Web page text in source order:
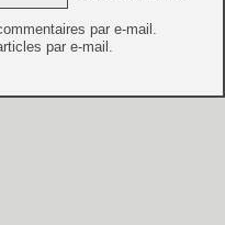
par e-mail.
par e-mail.